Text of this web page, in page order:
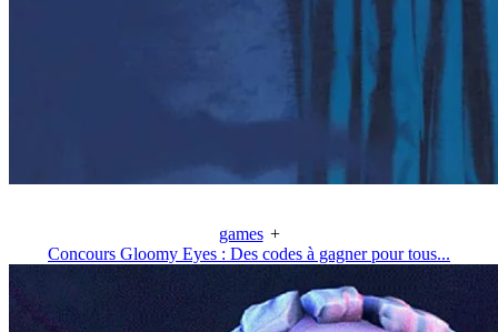
games +
Concours Gloomy Eyes : Des codes à gagner pour tous...